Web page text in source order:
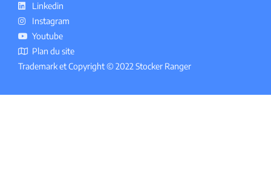
Linkedin
Instagram
Youtube
Plan du site
Trademark et Copyright © 2022 Stocker Ranger